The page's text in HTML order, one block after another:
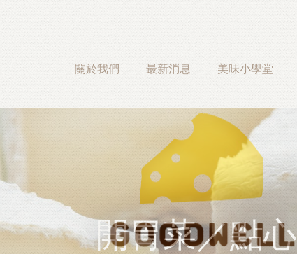
關於我們 最新消息 美味小學堂
開胃菜／點心